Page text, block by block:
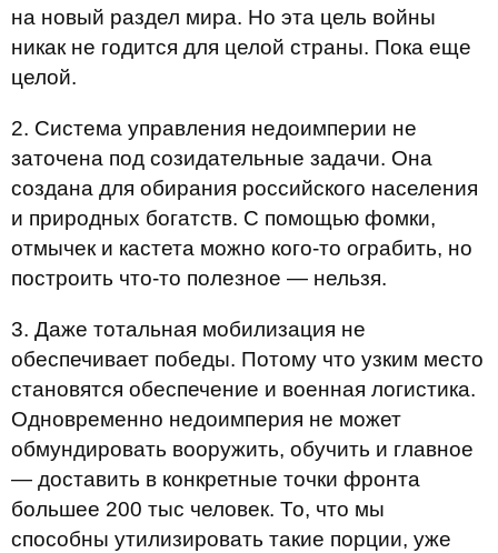
на новый раздел мира. Но эта цель войны
никак не годится для целой страны. Пока еще
целой.
2. Система управления недоимперии не
заточена под созидательные задачи. Она
создана для обирания российского населения
и природных богатств. С помощью фомки,
отмычек и кастета можно кого-то ограбить, но
построить что-то полезное — нельзя.
3. Даже тотальная мобилизация не
обеспечивает победы. Потому что узким место
становятся обеспечение и военная логистика.
Одновременно недоимперия не может
обмундировать вооружить, обучить и главное
— доставить в конкретные точки фронта
большее 200 тыс человек. То, что мы
способны утилизировать такие порции, уже